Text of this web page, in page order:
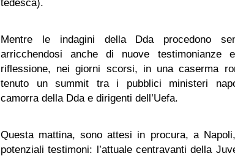
tedesca).
Mentre le indagini della Dda procedono
arricchendosi anche di nuove testimonianze
riflessione, nei giorni scorsi, in una caserma
tenuto un summit tra i pubblici ministeri
camorra della Dda e dirigenti dell’Uefa.
Questa mattina, sono attesi in procura, a
potenziali testimoni: l’attuale centravanti della